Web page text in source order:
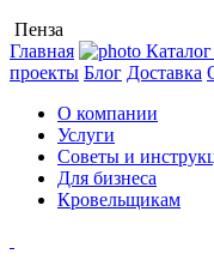
Пенза
Главная
Каталог
проекты Блог Доставка
О компании
Услуги
Советы и
Для бизнеса
Кровельщикам